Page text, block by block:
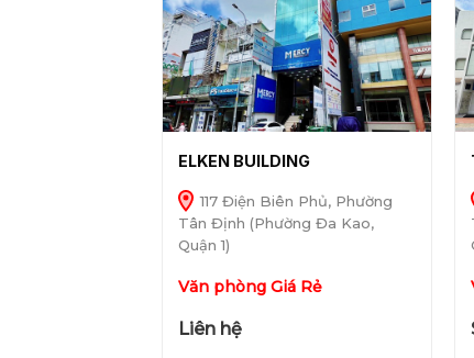
ELKEN BUILDING
117 Điện Biên Phủ, Phường
Tân Định (Phường Đa Kao,
Quận 1)
Văn phòng Giá Rẻ
Liên hệ